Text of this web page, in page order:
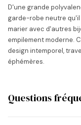
D'une grande
garde-robe neutre qu'il
marier avec d'autres
empilement moderne.
design intemporel,
éphémères.
Questions